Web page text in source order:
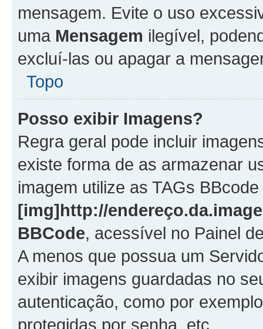
mensagem. Evite o uso
uma Mensagem ilegível,
excluí-las ou apagar a
Topo
Posso exibir Imagens?
Regra geral pode incluir
existe forma de as armazenar
imagem utilize as TAGs BBcode
[img]http://
BBCode, acessível no Painel
A menos que possua um
exibir imagens guardadas no
autenticação, como por
protegidas por senha, etc.